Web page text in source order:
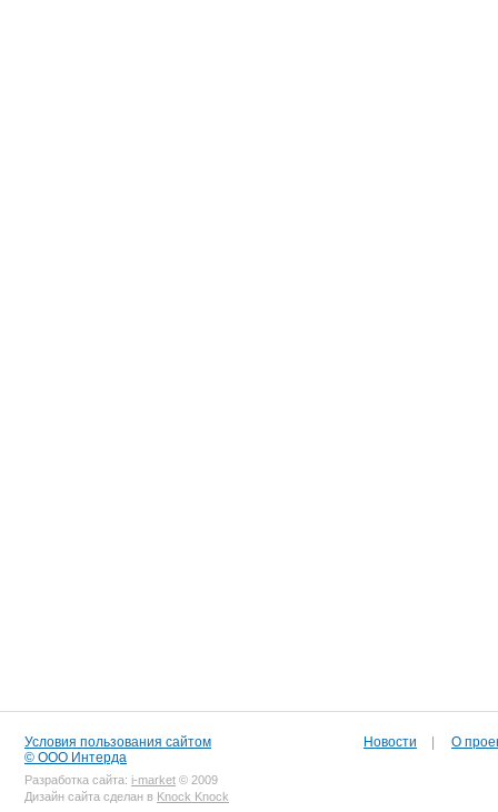
Условия пользования сайтом
© ООО Интерда
Разработка сайта: i-market © 2009
Дизайн сайта сделан в Knock Knock
Новости О